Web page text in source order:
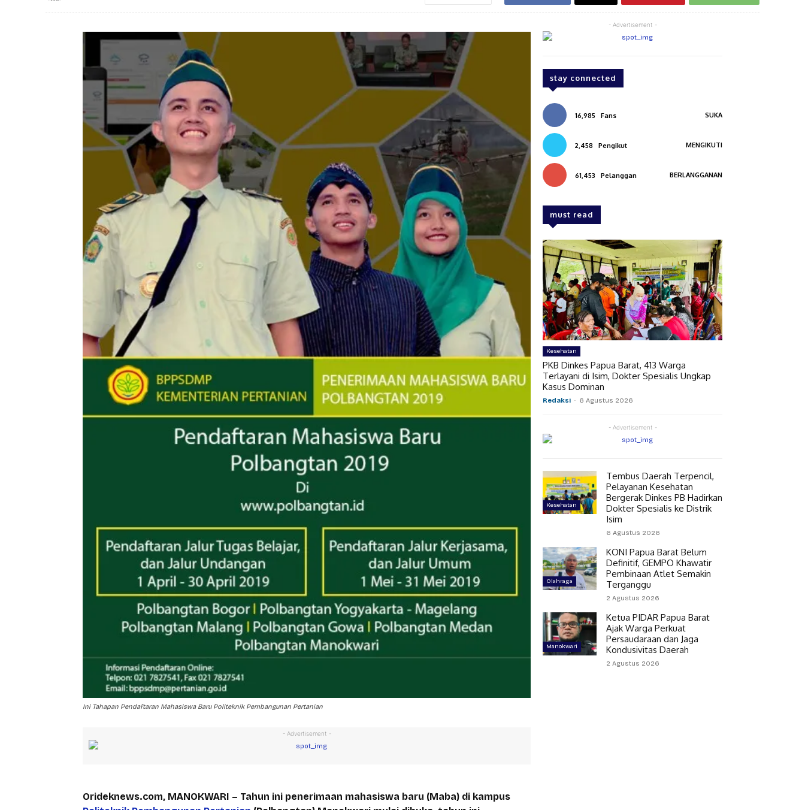
Ini Tahapan Pendaftaran Mahasiswa Baru Politeknik Pembangunan Pertanian
- Advertisement -
Orideknews.com, MANOKWARI – Tahun ini penerimaan mahasiswa baru (Maba) di kampus
- Advertisement -
stay connected
16,985 Fans SUKA
2,458 Pengikut MENGIKUTI
61,453 Pelanggan BERLANGGANAN
must read
Kesehatan
PKB Dinkes Papua Barat, 413 Warga
Terlayani di Isim, Dokter Spesialis Ungkap
Kasus Dominan
Redaksi - 6 Agustus 2026
- Advertisement -
Kesehatan
Tembus Daerah Terpencil,
Pelayanan Kesehatan
Bergerak Dinkes PB Hadirkan
Dokter Spesialis ke Distrik
Isim
6 Agustus 2026
Olahraga
KONI Papua Barat Belum
Definitif, GEMPO Khawatir
Pembinaan Atlet Semakin
Terganggu
2 Agustus 2026
Manokwari
Ketua PIDAR Papua Barat
Ajak Warga Perkuat
Persaudaraan dan Jaga
Kondusivitas Daerah
2 Agustus 2026